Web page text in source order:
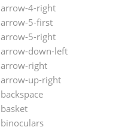
arrow-4-right
arrow-5-first
arrow-5-right
arrow-down-left
arrow-right
arrow-up-right
backspace
basket
binoculars